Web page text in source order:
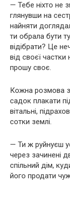
— Тебе ніхто не
глянувши на
найняти
ти обрала бути
відібрати? Це
від своєї
прошу своє.
Кожна розмова
садок плакати
вітальні,
сотки землі.
— Ти ж руйнуєш
через зачинені
спільний дім,
його продати